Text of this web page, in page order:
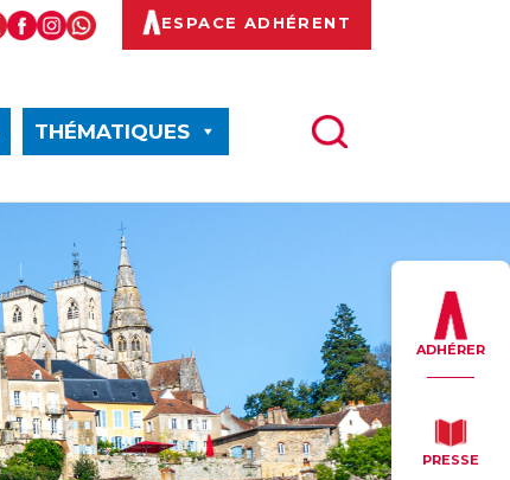
ESPACE ADHÉRENT
THÉMATIQUES
ADHÉRER
PRESSE